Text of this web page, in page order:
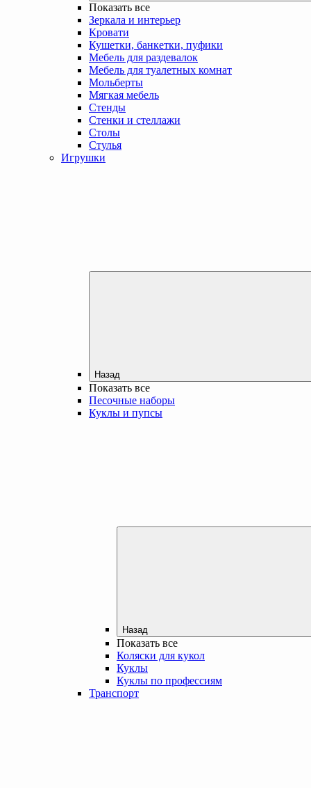
Показать все
Зеркала и интерьер
Кровати
Кушетки, банкетки, пуфики
Мебель для раздевалок
Мебель для туалетных комнат
Мольберты
Мягкая мебель
Стенды
Стенки и стеллажи
Столы
Стулья
Игрушки
Назад
Показать все
Песочные наборы
Куклы и пупсы
Назад
Показать все
Коляски для кукол
Куклы
Куклы по профессиям
Транспорт